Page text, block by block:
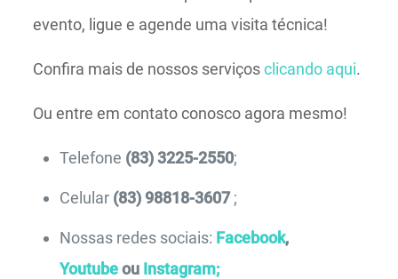
evento, ligue e agende uma visita técnica!
Confira mais de nossos serviçosclicando aqui.
Ou entre em contato conosco agora mesmo!
Telefone (83) 3225-2550;
Celular (83) 98818-3607 ;
Nossas redes sociais: Facebook,
Youtubeou Instagram;